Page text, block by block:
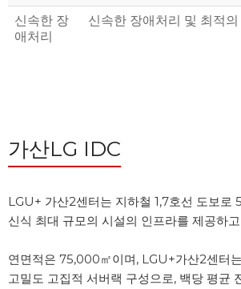
신속한 장
애처리
신속한 장애처리 및 최적의
가산LG IDC
LGU+ 가산2센터는 지하철 1,7호선 도보로
신식 최대 규모의 시설의 인프라를 제공하
연면적은 75,000㎡이며, LGU+가산2센터
고밀도 고집적 서버랙 구성으로, 백당 평균